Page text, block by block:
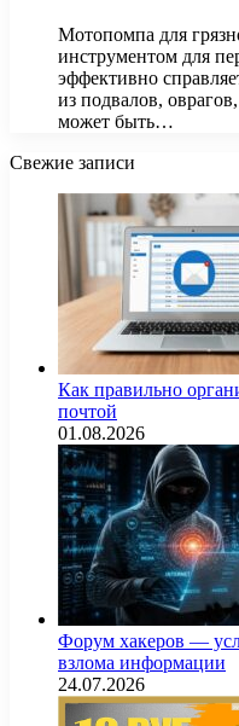
Мотопомпа для
инструментом для
эффективно
из подвалов,
может быть…
Свежие записи
Как правильно
почтой
01.08.2026
Форум хакеров —
взлома информации
24.07.2026